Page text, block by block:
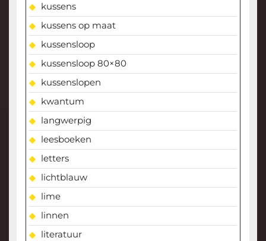
kussens
kussens op maat
kussensloop
kussensloop 80×80
kussenslopen
kwantum
langwerpig
leesboeken
letters
lichtblauw
lime
linnen
literatuur